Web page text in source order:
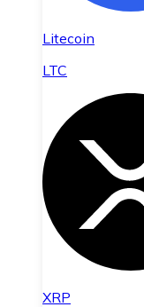
Litecoin
LTC
XRP